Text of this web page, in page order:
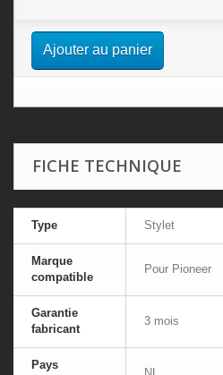
Ajouter au panier
FICHE TECHNIQUE
Type Stylet
Marque
compatible
Pour Pioneer
Garantie
fabricant
3 mois
Pays